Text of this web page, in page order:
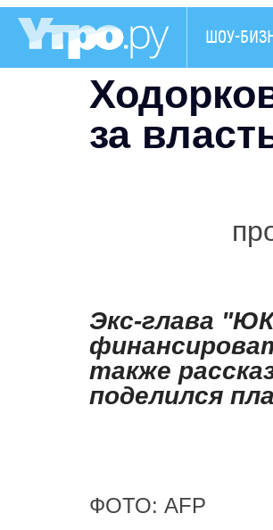
ШОУ-
за
Экс-глава
также
поделился
ФОТО: AFP